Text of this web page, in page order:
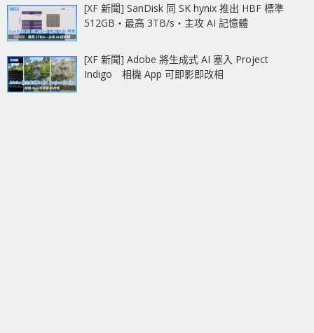
[XF 新聞] SanDisk 同 SK hynix 推出 HBF 標準
512GB‧最高 3TB/s‧主攻 AI 記憶體
[XF 新聞] Adobe 將生成式 AI 塞入 Project
Indigo 相機 App 可即影即改相